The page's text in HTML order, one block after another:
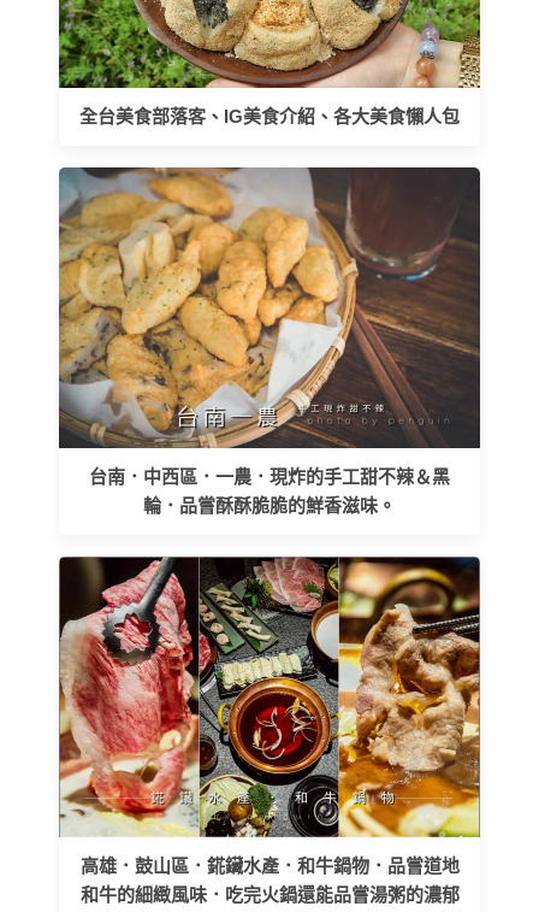
全台美食部落客、IG美食介紹、各大美食懶人包
台南．中西區．一農．現炸的手工甜不辣＆黑
輪．品嘗酥酥脆脆的鮮香滋味。
高雄．鼓山區．錵鑶水產．和牛鍋物．品嘗道地
和牛的細緻風味．吃完火鍋還能品嘗湯粥的濃郁